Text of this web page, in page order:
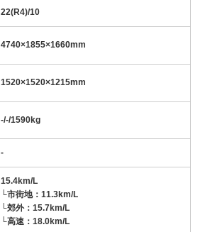
22(R4)/10
4740×1855×1660mm
1520×1520×1215mm
-/-/1590kg
-
15.4km/L
└市街地：11.3km/L
└郊外：15.7km/L
└高速：18.0km/L